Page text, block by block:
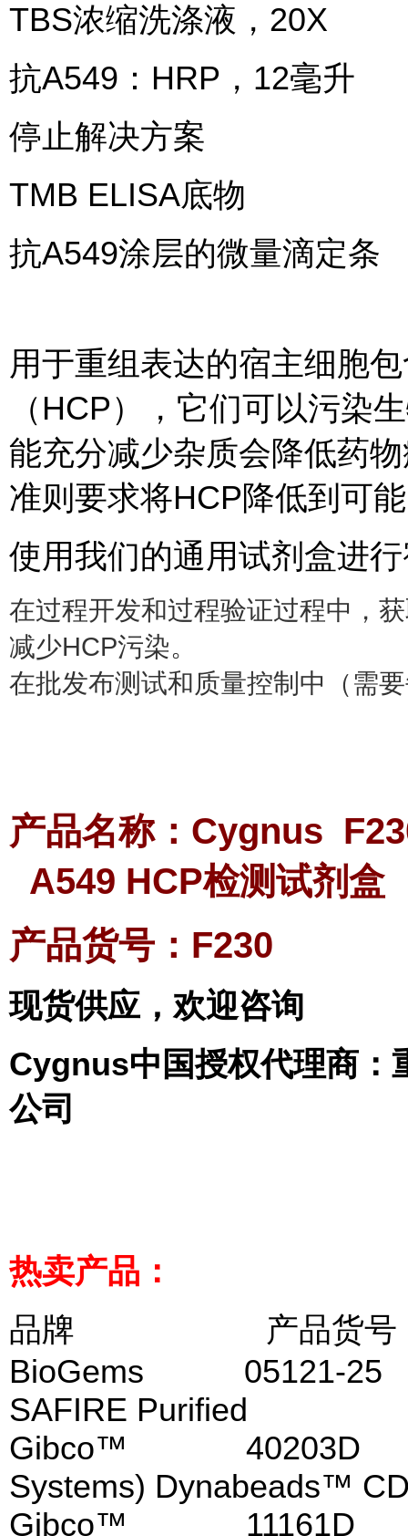
TBS浓缩洗涤液，20X
抗A549：HRP，12毫升
停止解决方案
TMB ELISA底物
抗A549涂层的微量滴定条
用于重组表达的宿主细胞
（HCP），它们可以污染
能充分减少杂质会降低药
准则要求将HCP降低到可
使用我们的通用试剂盒进
在过程开发和过程验证过程中，
减少HCP污染。
在批发布测试和质量控制中（需
产品名称：Cygnus
A549 HCP检测试
产品货号：F230
现货供应，欢迎咨询
Cygnus中国授权代理商：
公司
热卖产品：
品牌 产品
BioGems 05121-
SAFIRE Purified
Gibco™ 40203D
Systems) Dynabeads™
Gibco™